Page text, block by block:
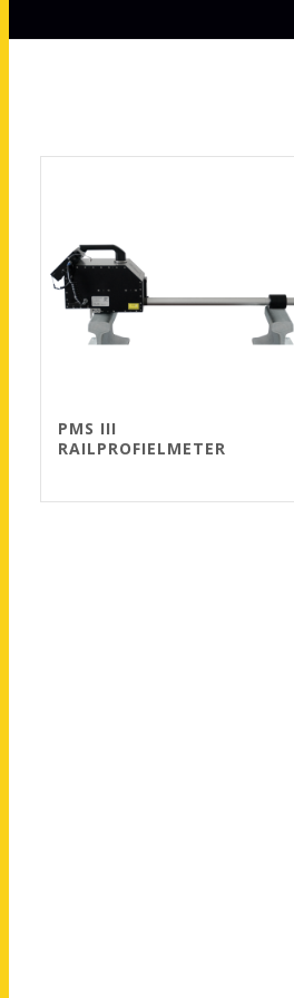
PMS III
RAILPROFIELMETER